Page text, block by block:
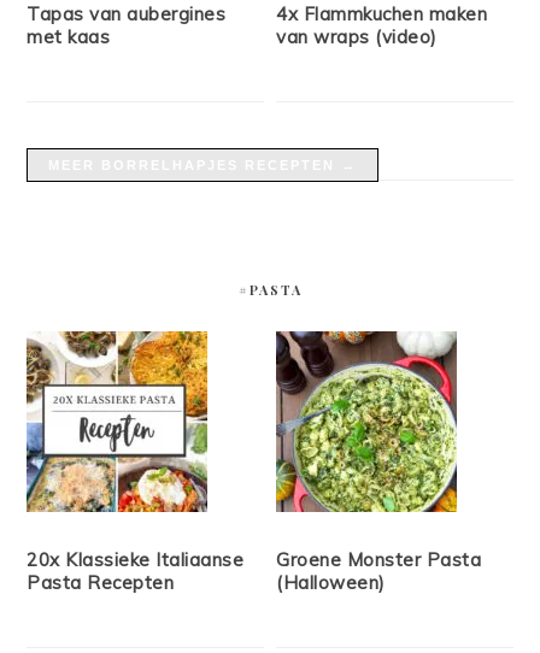
Tapas van aubergines
met kaas
4x Flammkuchen maken
van wraps (video)
#PASTA
20x Klassieke Italiaanse
Pasta Recepten
Groene Monster Pasta
(Halloween)